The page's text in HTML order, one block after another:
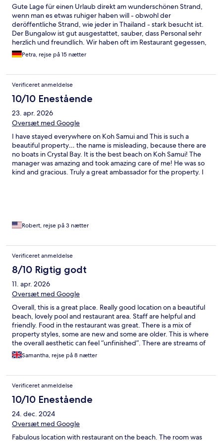
Gute Lage für einen Urlaub direkt am wunderschönen Strand,
wenn man es etwas ruhiger haben will - obwohl der
deröffentliche Strand, wie jeder in Thailand - stark besucht ist.
Der Bungalow ist gut ausgestattet, sauber, dass Personal sehr
herzlich und freundlich. Wir haben oft im Restaurant gegessen,
schmeckt sehr gut, viele frische Früchte jeden Tag. Den Roller
haben wir direkt im Hotel mieten können, preislich gleich wie an
Schnorchel Brille für 250 Baht zu leihen. Zwei mal wöchentlich
findet eine Feuer-Show statt. Der Aufenthalt war sehr
angenehm, jedenfalls zu empfehlen.
Petra, rejse på 15 nætter
Verificeret anmeldelse
10/10 Enestående
23. apr. 2026
Oversæt med Google
I have stayed everywhere on Koh Samui and This is such a
beautiful property… the name is misleading, because there are
no boats in Crystal Bay. It is the best beach on Koh Samui! The
manager was amazing and took amazing care of me! He was so
kind and gracious. Truly a great ambassador for the property. I
Resort! Simply the best… Thank you both for being so gracious.
Robert, rejse på 3 nætter
Verificeret anmeldelse
8/10 Rigtig godt
11. apr. 2026
Oversæt med Google
Overall, this is a great place. Really good location on a beautiful
beach, lovely pool and restaurant area. Staff are helpful and
friendly. Food in the restaurant was great. There is a mix of
property styles, some are new and some are older. This is where
the overall aesthetic can feel “unfinished”. There are streams of
stagnant water or empty ponds, the bungalows whilst great for
bedrooms don’t have much is way of living space, feeling more
quickly resolved. I wouldn’t let those negatives put you off a
feeling of Thai style accommodation and space and would still
recommend if you want to be in a quieter area and aren’t
looking for the polished feel of a high end resort.
Samantha, rejse på 8 nætter
Verificeret anmeldelse
10/10 Enestående
24. dec. 2024
Oversæt med Google
Fabulous location with restaurant on the beach. The room was